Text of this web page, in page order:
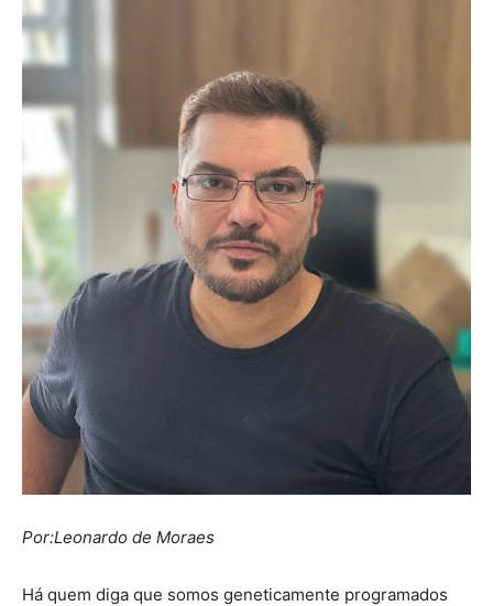
Por:Leonardo de Moraes
Há quem diga que somos geneticamente programados